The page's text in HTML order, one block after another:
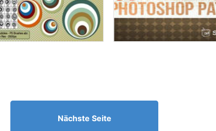
Nächste Seite